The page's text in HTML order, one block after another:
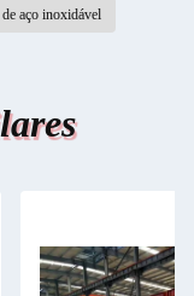
aço inoxidável